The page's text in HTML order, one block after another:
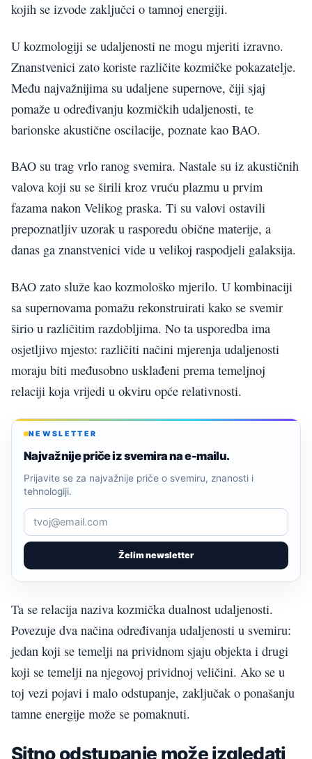
kojih se izvode zaključci o tamnoj energiji.
U kozmologiji se udaljenosti ne mogu mjeriti izravno.
Znanstvenici zato koriste različite kozmičke pokazatelje.
Među najvažnijima su udaljene supernove, čiji sjaj
pomaže u određivanju kozmičkih udaljenosti, te
barionske akustične oscilacije, poznate kao BAO.
BAO su trag vrlo ranog svemira. Nastale su iz akustičnih
valova koji su se širili kroz vruću plazmu u prvim
fazama nakon Velikog praska. Ti su valovi ostavili
prepoznatljiv uzorak u rasporedu obične materije, a
danas ga znanstvenici vide u velikoj raspodjeli galaksija.
BAO zato služe kao kozmološko mjerilo. U kombinaciji
sa supernovama pomažu rekonstruirati kako se svemir
širio u različitim razdobljima. No ta usporedba ima
osjetljivo mjesto: različiti načini mjerenja udaljenosti
moraju biti međusobno usklađeni prema temeljnoj
relaciji koja vrijedi u okviru opće relativnosti.
NEWSLETTER
Najvažnije priče iz svemira na e-mailu.
Želim newsletter
Prijavite se za najvažnije priče o svemiru, znanosti i
tehnologiji.
Ta se relacija naziva kozmička dualnost udaljenosti.
Povezuje dva načina određivanja udaljenosti u svemiru:
jedan koji se temelji na prividnom sjaju objekta i drugi
koji se temelji na njegovoj prividnoj veličini. Ako se u
toj vezi pojavi i malo odstupanje, zaključak o ponašanju
tamne energije može se pomaknuti.
Sitno odstupanje može izgledati